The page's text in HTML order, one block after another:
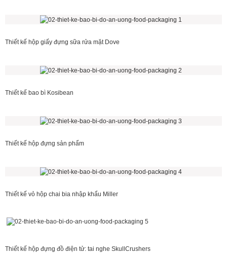
Thiết kế hộp giấy đựng sữa rửa mặt Dove
Thiết kế bao bì Kosibean
Thiết kế hộp đựng sản phẩm
Thiết kế vỏ hộp chai bia nhập khẩu Miller
Thiết kế hộp đựng đồ điện tử: tai nghe SkullCrushers